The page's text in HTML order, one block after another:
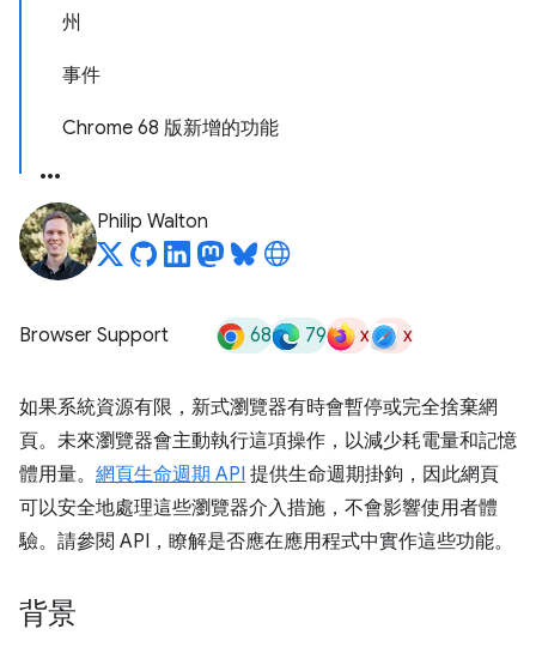
州
事件
Chrome 68 版新增的功能
Philip Walton
Browser Support 68 79 x x
如果系統資源有限，新式瀏覽器有時會暫停或完全捨棄網
頁。未來瀏覽器會主動執行這項操作，以減少耗電量和記憶
體用量。 網頁生命週期 API 提供生命週期掛鉤，因此網頁
可以安全地處理這些瀏覽器介入措施，不會影響使用者體
驗。請參閱 API，瞭解是否應在應用程式中實作這些功能。
背景